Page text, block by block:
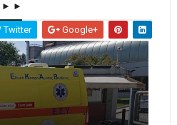
► ►
Twitter Google+